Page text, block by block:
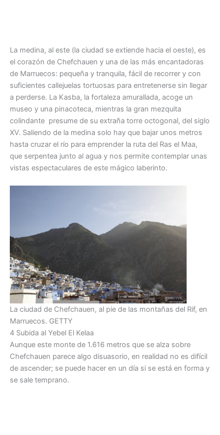
La medina, al este (la ciudad se extiende hacia el oeste), es
el corazón de Chefchauen y una de las más encantadoras
de Marruecos: pequeña y tranquila, fácil de recorrer y con
suficientes callejuelas tortuosas para entretenerse sin llegar
a perderse. La Kasba, la fortaleza amurallada, acoge un
museo y una pinacoteca, mientras la gran mezquita
colindante presume de su extraña torre octogonal, del siglo
XV. Saliendo de la medina solo hay que bajar unos metros
hasta cruzar el río para emprender la ruta del Ras el Maa,
que serpentea junto al agua y nos permite contemplar unas
vistas espectaculares de este mágico laberinto.
La ciudad de Chefchauen, al pie de las montañas del Rif, en
Marruecos. GETTY
4 Subida al Yebel El Kelaa
Aunque este monte de 1.616 metros que se alza sobre
Chefchauen parece algo disuasorio, en realidad no es difícil
de ascender; se puede hacer en un día si se está en forma y
se sale temprano.